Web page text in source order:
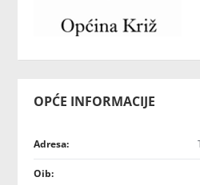
OPĆE INFORMACIJE
Adresa:
Oib: